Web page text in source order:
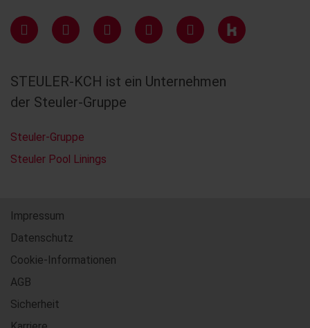
STEULER-KCH ist ein Unternehmen
der Steuler-Gruppe
Steuler-Gruppe
Steuler Pool Linings
Impressum
Datenschutz
Cookie-Informationen
AGB
Sicherheit